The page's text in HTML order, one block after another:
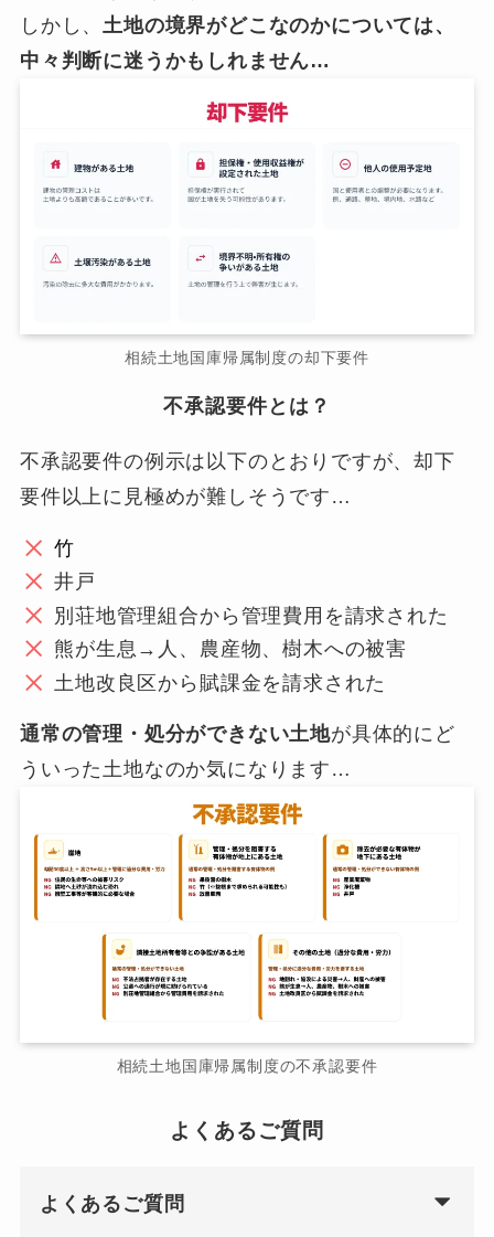
しかし、土地の境界がどこなのかについては、
中々判断に迷うかもしれません…
相続土地国庫帰属制度の却下要件
不承認要件とは？
不承認要件の例示は以下のとおりですが、却下
要件以上に見極めが難しそうです…
竹
井戸
別荘地管理組合から管理費用を請求された
熊が生息→人、農産物、樹木への被害
土地改良区から賦課金を請求された
通常の管理・処分ができない土地が具体的にど
ういった土地なのか気になります…
相続土地国庫帰属制度の不承認要件
よくあるご質問
よくあるご質問